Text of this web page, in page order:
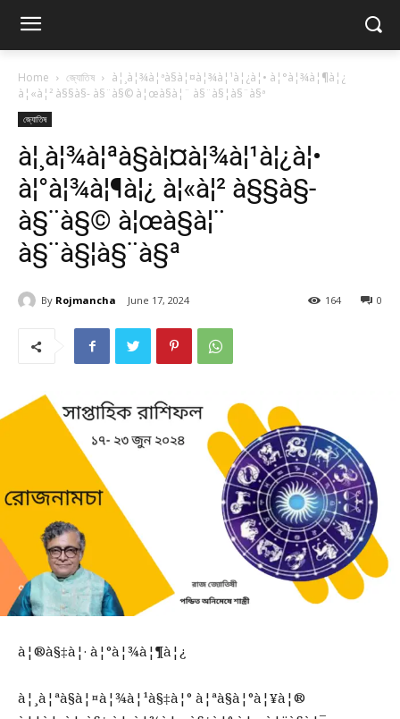
Home জ্যোতিষ
à¦¸à¦¾à¦ªà§à¦¤à¦¾à¦¹à¦¿à¦• à¦°à¦¾à¦¶à¦¿
à¦«à¦² à§§à§­- à§¨à§© à¦œà§à¦¨ à§¨à§¦à§¨à§ª
জ্যোতিষ
à¦¸à¦¾à¦ªà§à¦¤à¦¾à¦¹à¦¿à¦•
à¦°à¦¾à¦¶à¦¿ à¦«à¦² à§§à§­-
à§¨à§© à¦œà§à¦¨
à§¨à§¦à§¨à§ª
By Rojmancha June 17, 2024 0
164
à¦®à§‡à¦· à¦°à¦¾à¦¶à¦¿
à¦¸à¦ªà§à¦¤à¦¾à¦¹à§‡à¦° à¦ªà§à¦°à¦¥à¦®